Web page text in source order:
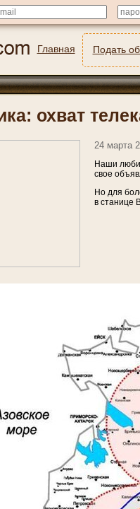
Главная Подать
Для
охват
24 марта
Наши
свое
Но для
в станице